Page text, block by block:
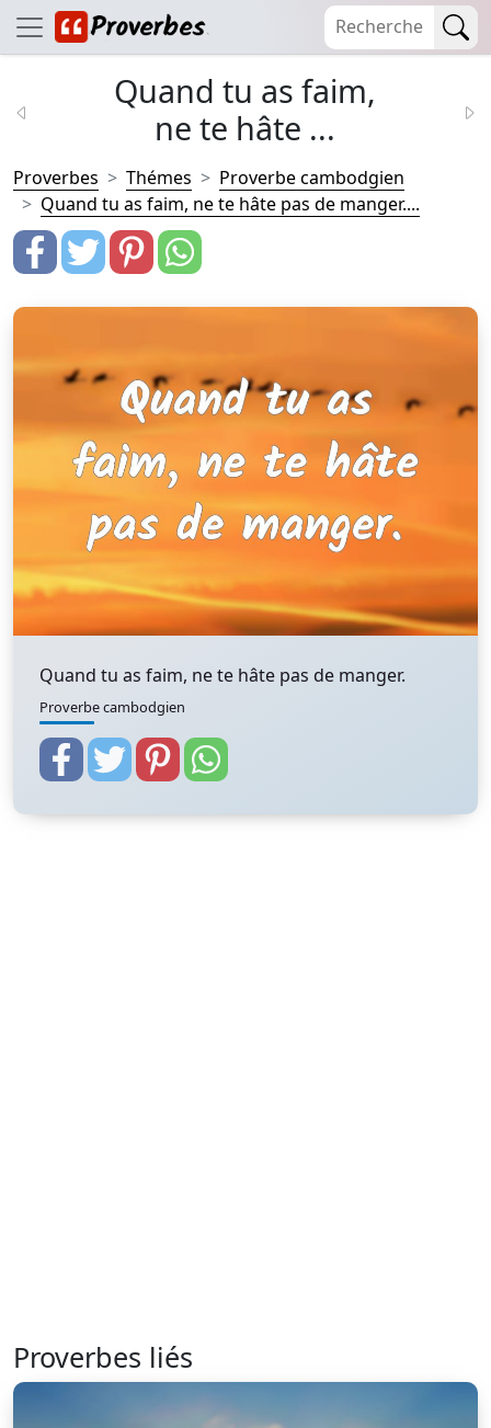
Quand tu as faim,
ne te hâte ...
Proverbes Thémes
Proverbe cambodgien
Quand tu as faim, ne te hâte pas de manger....
Quand tu as faim, ne te hâte pas de manger.
Proverbe cambodgien
Proverbes liés